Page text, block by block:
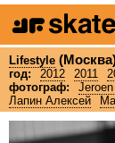
Lifestyle
год: 2012 2011
фотограф:
Лапин Алексей